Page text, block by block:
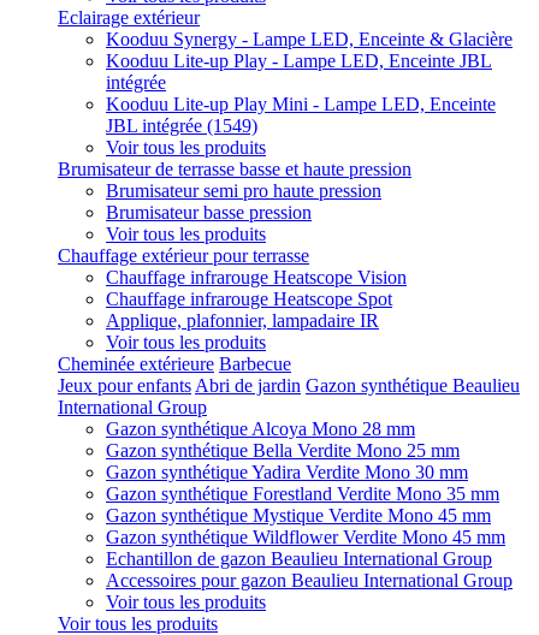
Eclairage extérieur
Kooduu Synergy - Lampe LED, Enceinte & Glacière
Kooduu Lite-up Play - Lampe LED, Enceinte JBL
intégrée
Kooduu Lite-up Play Mini - Lampe LED, Enceinte
JBL intégrée (1549)
Voir tous les produits
Brumisateur de terrasse basse et haute pression
Brumisateur semi pro haute pression
Brumisateur basse pression
Voir tous les produits
Chauffage extérieur pour terrasse
Chauffage infrarouge Heatscope Vision
Chauffage infrarouge Heatscope Spot
Applique, plafonnier, lampadaire IR
Voir tous les produits
Cheminée extérieure Barbecue
Jeux pour enfants Abri de jardin Gazon synthétique Beaulieu
International Group
Gazon synthétique Alcoya Mono 28 mm
Gazon synthétique Bella Verdite Mono 25 mm
Gazon synthétique Yadira Verdite Mono 30 mm
Gazon synthétique Forestland Verdite Mono 35 mm
Gazon synthétique Mystique Verdite Mono 45 mm
Gazon synthétique Wildflower Verdite Mono 45 mm
Echantillon de gazon Beaulieu International Group
Accessoires pour gazon Beaulieu International Group
Voir tous les produits
Voir tous les produits